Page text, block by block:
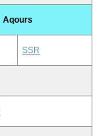
Aqours
SSR